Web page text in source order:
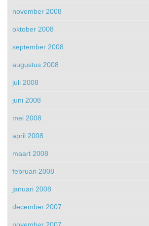
november 2008
oktober 2008
september 2008
augustus 2008
juli 2008
juni 2008
mei 2008
april 2008
maart 2008
februari 2008
januari 2008
december 2007